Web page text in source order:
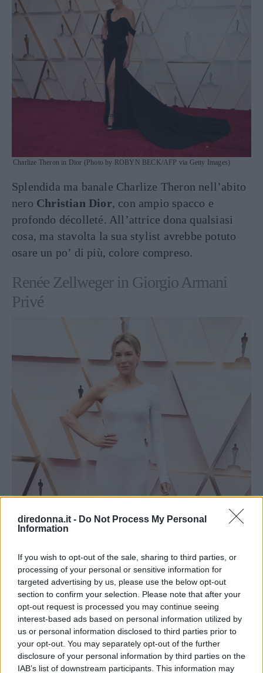
diredonna.it - Do Not Process My Personal
Information
If you wish to opt-out of the sale, sharing to third parties, or
processing of your personal or sensitive information for
targeted advertising by us, please use the below opt-out
section to confirm your selection. Please note that after your
opt-out request is processed you may continue seeing
interest-based ads based on personal information utilized by
us or personal information disclosed to third parties prior to
your opt-out. You may separately opt-out of the further
disclosure of your personal information by third parties on the
IAB’s list of downstream participants. This information may
Charlize Theron in Dior (Photo by ROBYN BECK/AFP via Getty Images)
Splendida ma banale Charlize Theron nell’abito
nero Christian Dior, con ampio spacco e
profondo décolleté. All’attrice dona qualsiasi
cosa, ma stavolta la sua stylist avrebbe potuto
osare un po’ di più, colore compreso.
Renée Zellweger in Giorgio Armani
Privé
Renée Zellweger in Giorgio Armani Privé (Photo by Steve Granitz/WireImage)
Abito monospalla tempestato di preziosissime